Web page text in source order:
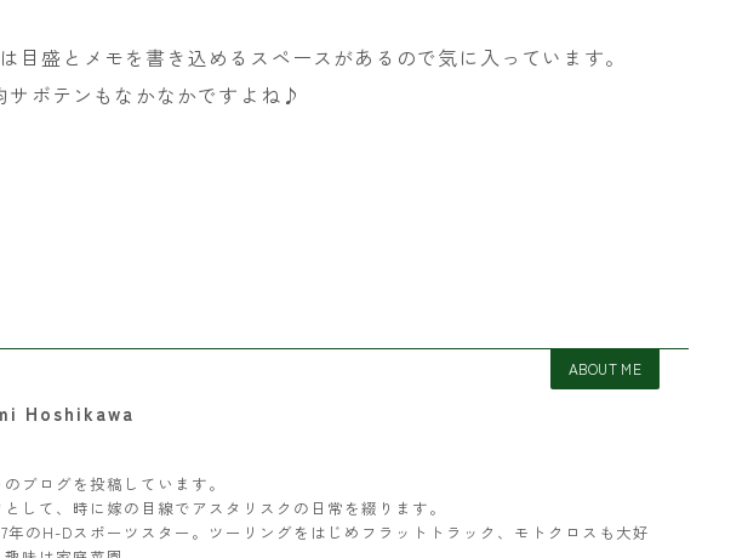
目盛とメモを書き込めるスペースがあるので気に入っています。
サボテンもなかなかですよね♪
ABOUT ME
Hoshikawa
ブログを投稿しています。
として、時に嫁の目線でアスタリスクの日常を綴ります。
年のH-Dスポーツスター。ツーリングをはじめフラットトラック、モトクロスも大好